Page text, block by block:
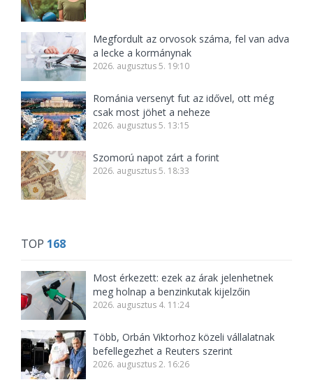
Megfordult az orvosok száma, fel van adva
a lecke a kormánynak
2026. augusztus 5. 19:10
Románia versenyt fut az idővel, ott még
csak most jöhet a neheze
2026. augusztus 5. 13:15
Szomorú napot zárt a forint
2026. augusztus 5. 18:33
TOP 168
Most érkezett: ezek az árak jelenhetnek
meg holnap a benzinkutak kijelzőin
2026. augusztus 4. 11:24
Több, Orbán Viktorhoz közeli vállalatnak
befellegezhet a Reuters szerint
2026. augusztus 2. 16:26